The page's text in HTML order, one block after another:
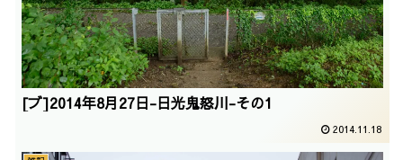
[ブ]2014年8月27日-日光鬼怒川-その1
2014.11.18